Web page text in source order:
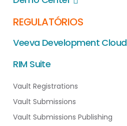
REGULATÓRIOS
Veeva Development Cloud
RIM Suite
Vault Registrations
Vault Submissions
Vault Submissions Publishing